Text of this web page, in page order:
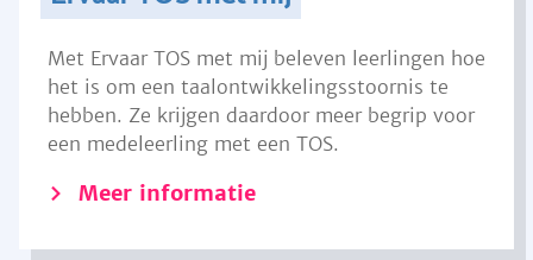
Met Ervaar TOS met mij beleven leerlingen hoe
het is om een taalontwikkelingsstoornis te
hebben. Ze krijgen daardoor meer begrip voor
een medeleerling met een TOS.
Meer informatie